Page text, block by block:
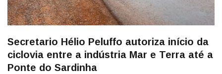
Secretario Hélio Peluffo autoriza início da
ciclovia entre a indústria Mar e Terra até a
Ponte do Sardinha